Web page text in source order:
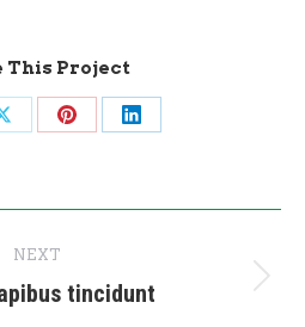
This Project
Share Share Share
NEXT
Nexttincidunt